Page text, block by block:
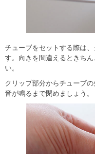
チューブをセットする際は
す。向きを間違えるときち
い。
クリップ部分からチューブ
音が鳴るまで閉めましょう。